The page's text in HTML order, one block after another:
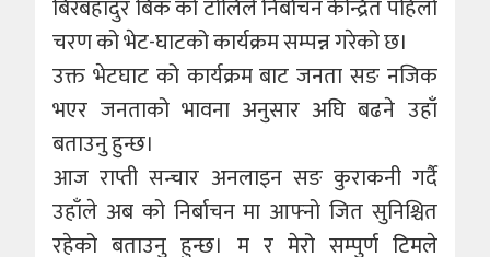
बिरबहादुर बिक को टोलिले निर्बाचन केन्द्रित पहिलो
चरण को भेट-घाटको कार्यक्रम सम्पन्न गरेको छ।
उक्त भेटघाट को कार्यक्रम बाट जनता सङ नजिक
भएर जनताको भावना अनुसार अघि बढने उहाँ
बताउनु हुन्छ।
आज राप्ती सन्चार अनलाइन सङ कुराकनी गर्दै
उहाँले अब को निर्बाचन मा आफ्नो जित सुनिश्चित
रहेको बताउनु हुन्छ। म र मेरो सम्पुर्ण टिमले